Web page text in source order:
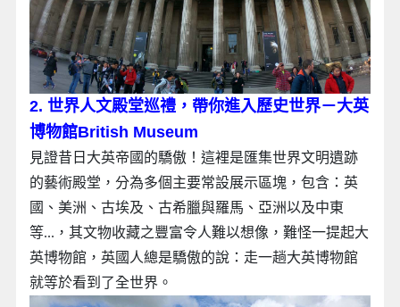
2. 世界人文殿堂巡禮，帶你進入歷史世界－大英
博物館British Museum
見證昔日大英帝國的驕傲！這裡是匯集世界文明遺跡
的藝術殿堂，分為多個主要常設展示區塊，包含：英
國、美洲、古埃及、古希臘與羅馬、亞洲以及中東
等...，其文物收藏之豐富令人難以想像，難怪一提起大
英博物館，英國人總是驕傲的說：走一趟大英博物館
就等於看到了全世界。